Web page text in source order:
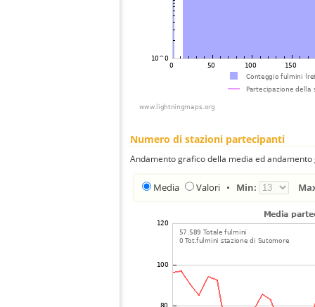
Numero di stazioni partecipanti
Andamento grafico della media ed
Media Valori • Min: